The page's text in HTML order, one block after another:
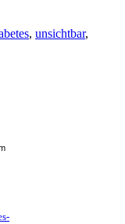
, unsichtbar,